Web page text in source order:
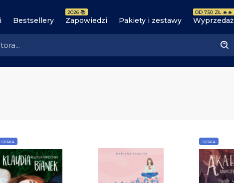
Bestsellery Zapowiedzi
2026 📚
Pakiety i zestawy Wyprzedaż
OD 7.50 ZŁ 🔥🔥
SERIA SERIA